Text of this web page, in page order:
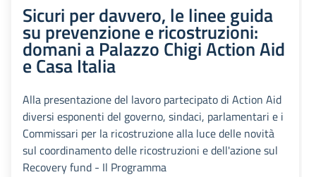
Sicuri per davvero, le linee guida
su prevenzione e ricostruzioni:
domani a Palazzo Chigi Action Aid
e Casa Italia
Alla presentazione del lavoro partecipato di Action Aid
diversi esponenti del governo, sindaci, parlamentari e i
Commissari per la ricostruzione alla luce delle novità
sul coordinamento delle ricostruzioni e dell'azione sul
Recovery fund - Il Programma